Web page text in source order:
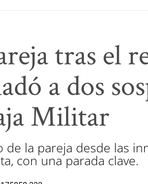
tras el
a dos
Militar
la pareja desde las
con una parada clave.